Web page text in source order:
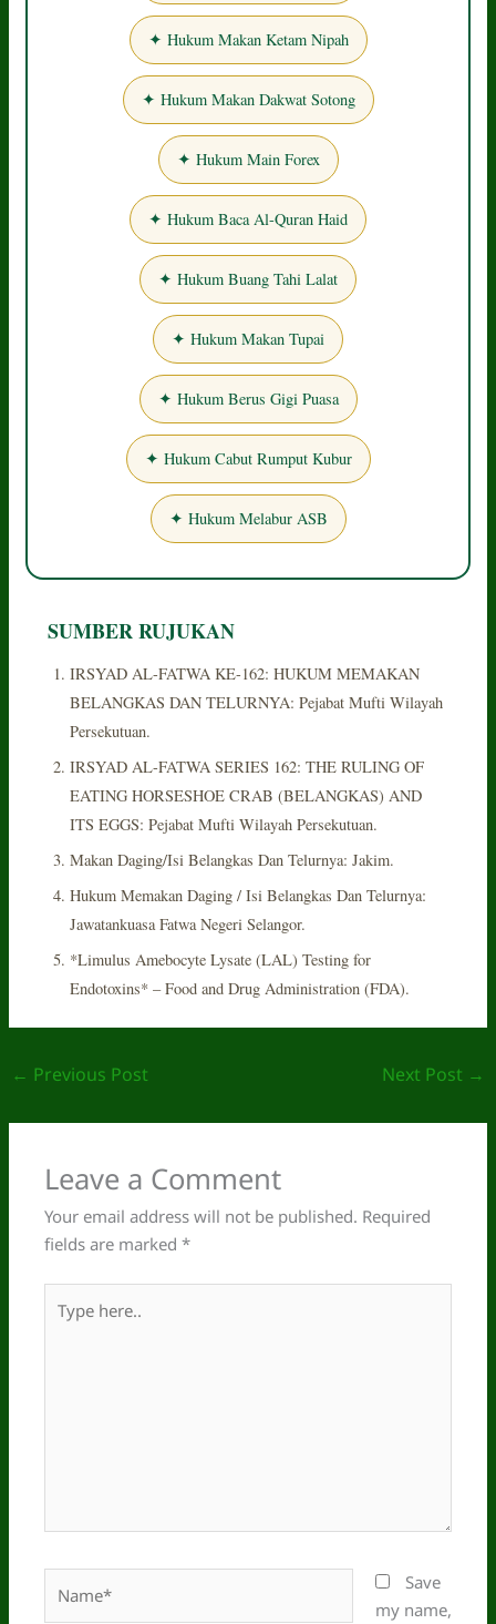
✦ Hukum Makan Ketam Nipah
✦ Hukum Makan Dakwat Sotong
✦ Hukum Main Forex
✦ Hukum Baca Al-Quran Haid
✦ Hukum Buang Tahi Lalat
✦ Hukum Makan Tupai
✦ Hukum Berus Gigi Puasa
✦ Hukum Cabut Rumput Kubur
✦ Hukum Melabur ASB
SUMBER RUJUKAN
IRSYAD AL-FATWA KE-162: HUKUM MEMAKAN
BELANGKAS DAN TELURNYA: Pejabat Mufti Wilayah
Persekutuan.
IRSYAD AL-FATWA SERIES 162: THE RULING OF
EATING HORSESHOE CRAB (BELANGKAS) AND
ITS EGGS: Pejabat Mufti Wilayah Persekutuan.
Makan Daging/Isi Belangkas Dan Telurnya: Jakim.
Hukum Memakan Daging / Isi Belangkas Dan Telurnya:
Jawatankuasa Fatwa Negeri Selangor.
*Limulus Amebocyte Lysate (LAL) Testing for
Endotoxins* – Food and Drug Administration (FDA).
← Previous Post Next Post →
Leave a Comment
Your email address will not be published. Required
fields are marked*
here..
Save
my name,